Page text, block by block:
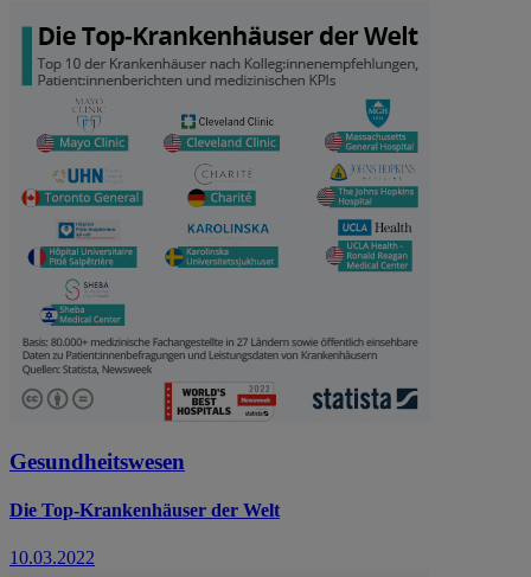
Gesundheitswesen
Die Top-Krankenhäuser der Welt
10.03.2022